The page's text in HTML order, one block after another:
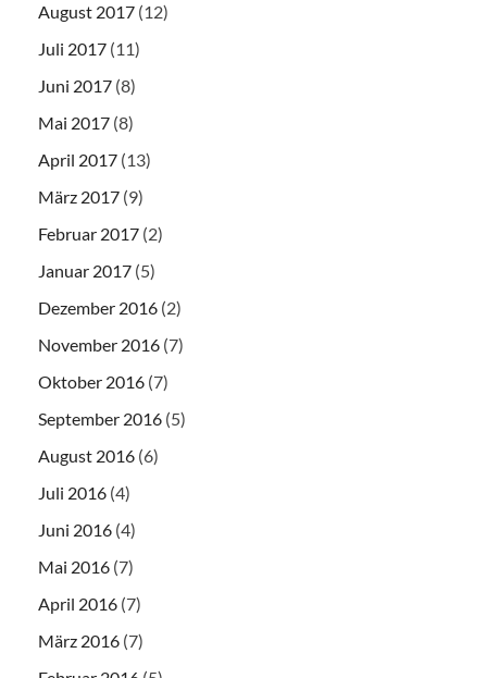
August 2017 (12)
Juli 2017 (11)
Juni 2017 (8)
Mai 2017 (8)
April 2017 (13)
März 2017 (9)
Februar 2017 (2)
Januar 2017 (5)
Dezember 2016 (2)
November 2016 (7)
Oktober 2016 (7)
September 2016 (5)
August 2016 (6)
Juli 2016 (4)
Juni 2016 (4)
Mai 2016 (7)
April 2016 (7)
März 2016 (7)